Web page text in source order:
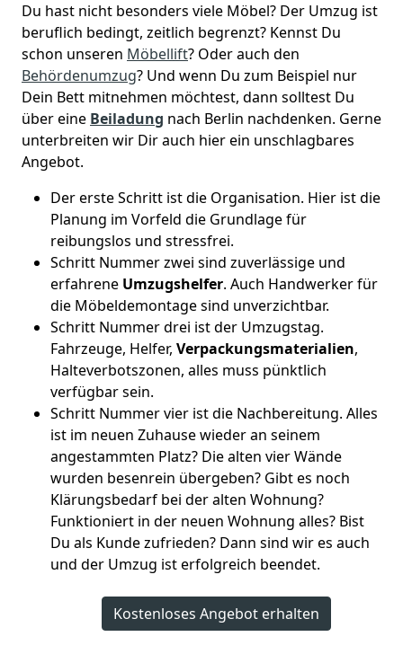
Du hast nicht besonders viele Möbel? Der Umzug ist
beruflich bedingt, zeitlich begrenzt? Kennst Du
schon unseren Möbellift? Oder auch den
Behördenumzug? Und wenn Du zum Beispiel nur
Dein Bett mitnehmen möchtest, dann solltest Du
über eine Beiladung nach Berlin nachdenken. Gerne
unterbreiten wir Dir auch hier ein unschlagbares
Angebot.
Der erste Schritt ist die Organisation. Hier ist die
Planung im Vorfeld die Grundlage für
reibungslos und stressfrei.
Schritt Nummer zwei sind zuverlässige und
erfahrene Umzugshelfer. Auch Handwerker für
die Möbeldemontage sind unverzichtbar.
Schritt Nummer drei ist der Umzugstag.
Fahrzeuge, Helfer, Verpackungsmaterialien,
Halteverbotszonen, alles muss pünktlich
verfügbar sein.
Schritt Nummer vier ist die Nachbereitung. Alles
ist im neuen Zuhause wieder an seinem
angestammten Platz? Die alten vier Wände
wurden besenrein übergeben? Gibt es noch
Klärungsbedarf bei der alten Wohnung?
Funktioniert in der neuen Wohnung alles? Bist
Du als Kunde zufrieden? Dann sind wir es auch
und der Umzug ist erfolgreich beendet.
Kostenloses Angebot erhalten